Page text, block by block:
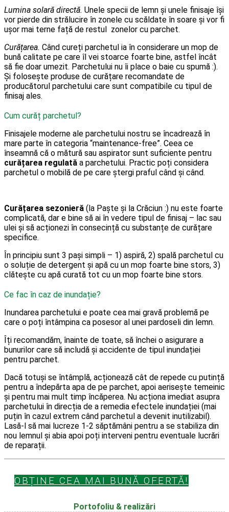
Lumina solară directă. Unele specii de lemn și unele finisaje își
vor pierde din strălucire în zonele cu scăldate în soare și vor fi
ușor mai terne față de restul zonelor cu parchet.
Curățarea. Când cureți parchetul ia în considerare un mop de
bună calitate pe care îl vei stoarce foarte bine, astfel încât
să fie doar umezit. Parchetului nu îi place o baie cu spumă :).
Și folosește produse de curățare recomandate de
producătorul parchetului care sunt compatibile cu tipul de
finisaj ales.
Cum curăț parchetul?
Finisajele moderne ale parchetului nostru se încadrează în
mare parte în categoria “maintenance-free”. Ceea ce
înseamnă că o mătură sau aspirator sunt suficiente pentru
curățarea regulată a parchetului. Practic poți considera
parchetul o mobilă de pe care ștergi praful când și când.
Curățarea sezonieră (la Paște și la Crăciun :) nu este foarte
complicată, dar e bine să ai în vedere tipul de finisaj – lac sau
ulei și să acționezi în consecință cu substanțe de curățare
specifice.
În principiu sunt 3 pași simpli – 1) aspiră, 2) spală parchetul cu
o soluție de detergent și apă cu un mop foarte bine stors, 3)
clătește cu apă curată tot cu un mop foarte bine stors.
Ce fac în caz de inundație?
Inundarea parchetului e poate cea mai gravă problemă pe
care o poți întâmpina ca posesor al unei pardoseli din lemn.
Îți recomandăm, înainte de toate, să închei o asigurare a
bunurilor care să includă și accidente de tipul inundației
pentru parchet.
Dacă totuși se întâmplă, acționează cât de repede cu putință
pentru a îndepărta apa de pe parchet, apoi aerisește temeinic
și pentru mai mult timp încăperea. Nu acționa imediat asupra
parchetului în direcția de a remedia efectele inundației (mai
puțin în cazul extrem când parchetul a devenit inutilizabil).
Lasă-l să mai lucreze 1-2 săptămâni pentru a se stabiliza din
nou lemnul și abia apoi poți interveni pentru eventuale lucrări
de reparații.
OBȚINE CEA MAI BUNĂ OFERTĂ!
Portofoliu & realizări